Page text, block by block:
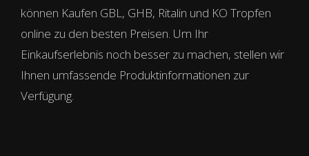
können Kaufen GBL, GHB, Ritalin und KO Tropfen
online zu den besten Preisen. Um Ihr
Einkaufserlebnis noch besser zu machen, stellen wir
Ihnen umfassende Produktinformationen zur
Verfügung.